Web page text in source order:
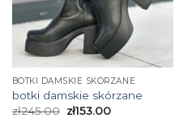
BOTKI DAMSKIE SKÓRZANE
botki damskie skórzane
zł245.00 zł153.00